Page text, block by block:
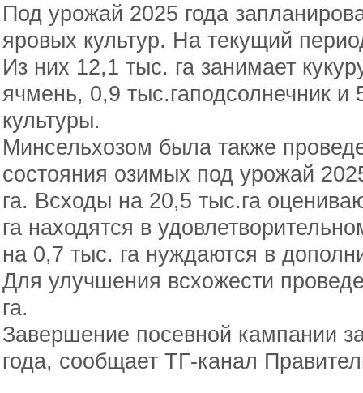
Под урожай 2025 года
яровых культур. На текущий
Из них 12,1 тыс. га занимает
ячмень, 0,9 тыс.гаподсолнечник
культуры.
Минсельхозом была также
состояния озимых под урожай
га. Всходы на 20,5 тыс.га
га находятся в
на 0,7 тыс. га нуждаются в
Для улучшения всхожести
га.
Завершение посевной кампании
года, сообщает ТГ-канал